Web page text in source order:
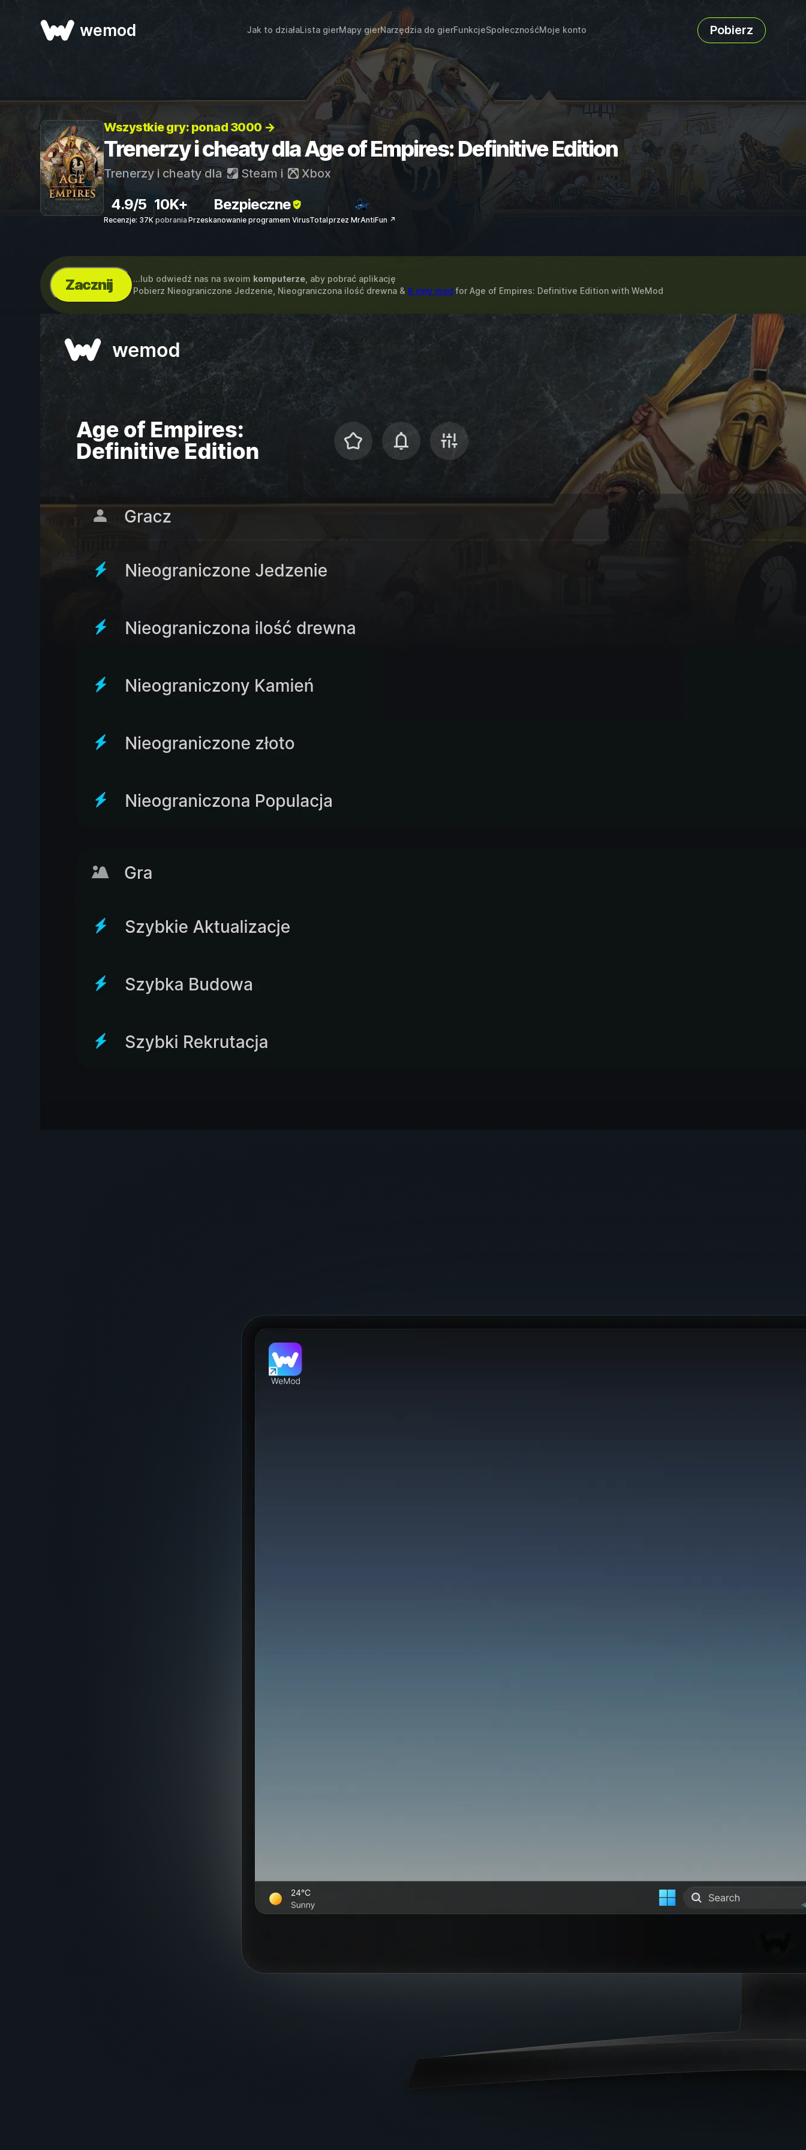
wemod Jak to działaLista gierMapy gierNarzędzia do gierFunkcjeSpołecznośćMoje konto Pobierz
Wszystkie gry: ponad 3000 →
Trenerzy i cheaty dla Age of Empires: Definitive Edition
Trenerzy i cheaty dla Steam i Xbox
4.9/5
Recenzje: 37K
10K+
pobrania
Bezpieczne
Przeskanowanie programem VirusTotalprzez MrAntiFun ↗
Zacznij ...lub odwiedź nas na swoim komputerze, aby pobrać aplikację
Pobierz Nieograniczone Jedzenie, Nieograniczona ilość drewna & 6 inny mod for Age of Empires: Definitive Editionwith WeMod